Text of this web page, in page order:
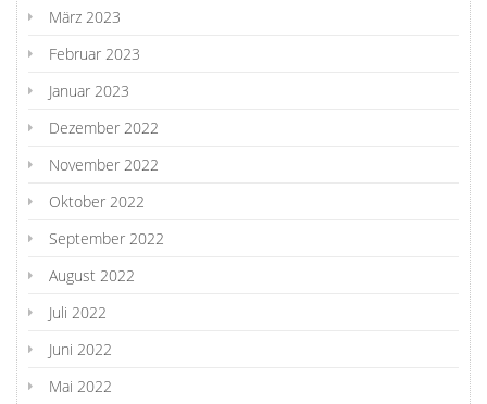
März 2023
Februar 2023
Januar 2023
Dezember 2022
November 2022
Oktober 2022
September 2022
August 2022
Juli 2022
Juni 2022
Mai 2022